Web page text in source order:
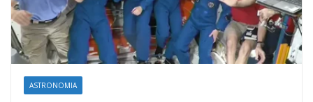
ASTRONOMIA